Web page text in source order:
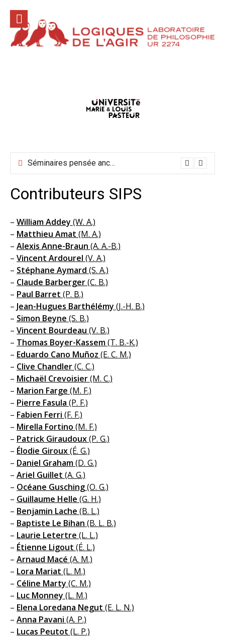
contenu
Séminaires pensée ancienne mai-juin 2026
Conférences hors les murs mai-juin-juillet 2026
Contributeurs SIPS
– William Addey (W. A.)
– Matthieu Amat (M. A.)
– Alexis Anne-Braun (A. A.-B.)
– Vincent Ardourel (V. A.)
– Stéphane Aymard (S. A.)
– Claude Barberger(C. B.)
– Paul Barret (P. B.)
– Jean-Hugues Barthélémy (J.-H. B.)
– Simon Beyne (S. B.)
– Vincent Bourdeau (V. B.)
– Thomas Boyer-Kassem(T. B.-K.)
– Eduardo Cano Muñoz (E. C. M.)
– Clive Chandler(C. C.)
– Michaël Crevoisier(M. C.)
– Marion Farge (M. F.)
– Pierre Fasula (P. F.)
– Fabien Ferri (F. F.)
– Mirella Fortino (M. F.)
– Patrick Giraudoux(P. G.)
– Élodie Giroux(É. G.)
– Daniel Graham(D. G.)
– Ariel Guillet (A. G.)
– Océane Gusching(O. G.)
– Guillaume Helle (G. H.)
– Benjamin Lache (B. L.)
– Baptiste Le Bihan (B. L. B.)
– Laurie Letertre (L. L.)
– Étienne Ligout (É. L.)
– Arnaud Macé (A. M.)
– Lora Mariat (L. M.)
– Céline Marty (C. M.)
– Luc Monney (L. M.)
– Elena Loredana Negut (E. L. N.)
– Anna Pavani (A. P.)
– Lucas Peutot (L. P.)